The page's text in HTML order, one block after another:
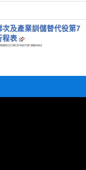
次及產業訓儲替代役第7
程表